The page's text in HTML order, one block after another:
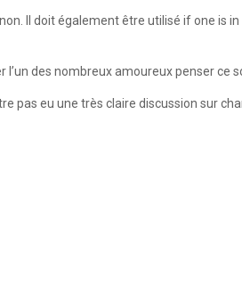
Il doit également être utilisé if one is in
des nombreux amoureux penser ce
pas eu une très claire discussion sur